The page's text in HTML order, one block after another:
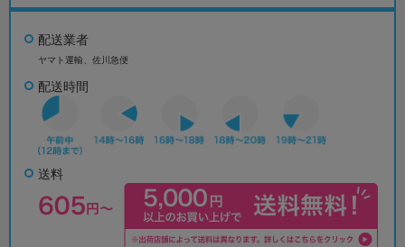
配送業者
ヤマト運輸、佐川急便
配送時間
送料